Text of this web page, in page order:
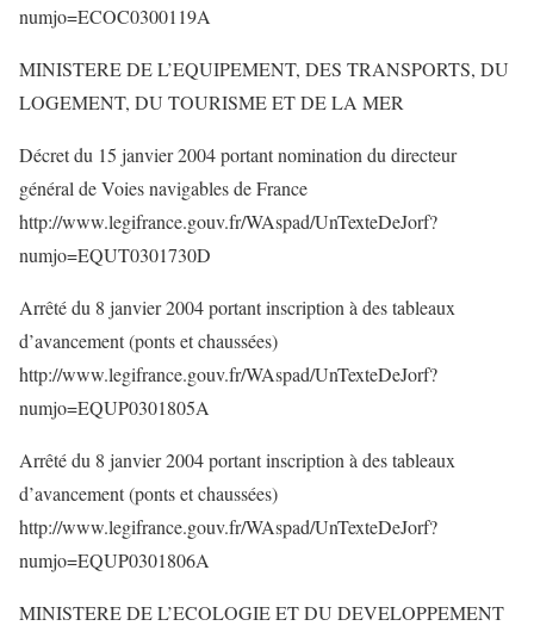
numjo=ECOC0300119A
MINISTERE DE L’EQUIPEMENT, DES TRANSPORTS, DU
LOGEMENT, DU TOURISME ET DE LA MER
Décret du 15 janvier 2004 portant nomination du directeur
général de Voies navigables de France
http://www.legifrance.gouv.fr/WAspad/UnTexteDeJorf?
numjo=EQUT0301730D
Arrêté du 8 janvier 2004 portant inscription à des tableaux
d’avancement (ponts et chaussées)
http://www.legifrance.gouv.fr/WAspad/UnTexteDeJorf?
numjo=EQUP0301805A
Arrêté du 8 janvier 2004 portant inscription à des tableaux
d’avancement (ponts et chaussées)
http://www.legifrance.gouv.fr/WAspad/UnTexteDeJorf?
numjo=EQUP0301806A
MINISTERE DE L’ECOLOGIE ET DU DEVELOPPEMENT